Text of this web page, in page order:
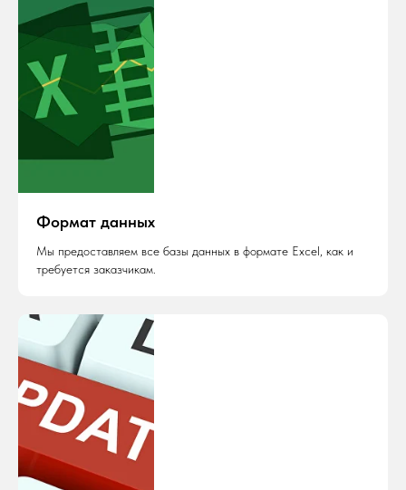
Формат данных
Мы предоставляем все базы данных в формате Excel, как и
требуется заказчикам.